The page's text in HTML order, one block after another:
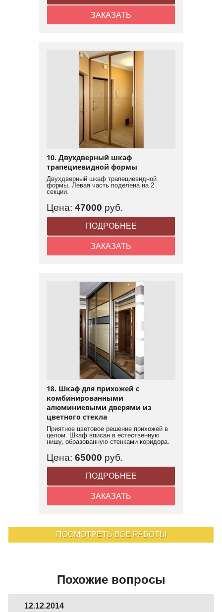
ЗАКАЗАТЬ
10. Двухдверный шкаф
трапециевидной формы
Двухдверный шкаф трапециевидной
формы. Левая часть поделена на 2
секции.
Цена: 47000 руб.
ПОДРОБНЕЕ
ЗАКАЗАТЬ
18. Шкаф для прихожей с
комбинированными
алюминиевыми дверями из
цветного стекла
Приятное цветовое решение прихожей в
целом. Шкаф вписан в естественную
нишу, образованную стенками коридора.
Цена: 65000 руб.
ПОДРОБНЕЕ
ЗАКАЗАТЬ
ПОСМОТРЕТЬ ВСЕ РАБОТЫ
Похожие вопросы
12.12.2014